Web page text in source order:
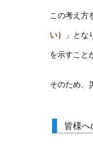
この考え方
い）
」と
を示すこと
そのため、
皆様